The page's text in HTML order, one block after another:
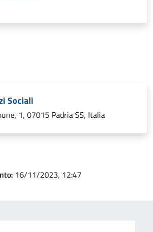
Sociali
1, 07015 Padria SS, Italia
16/11/2023, 12:47